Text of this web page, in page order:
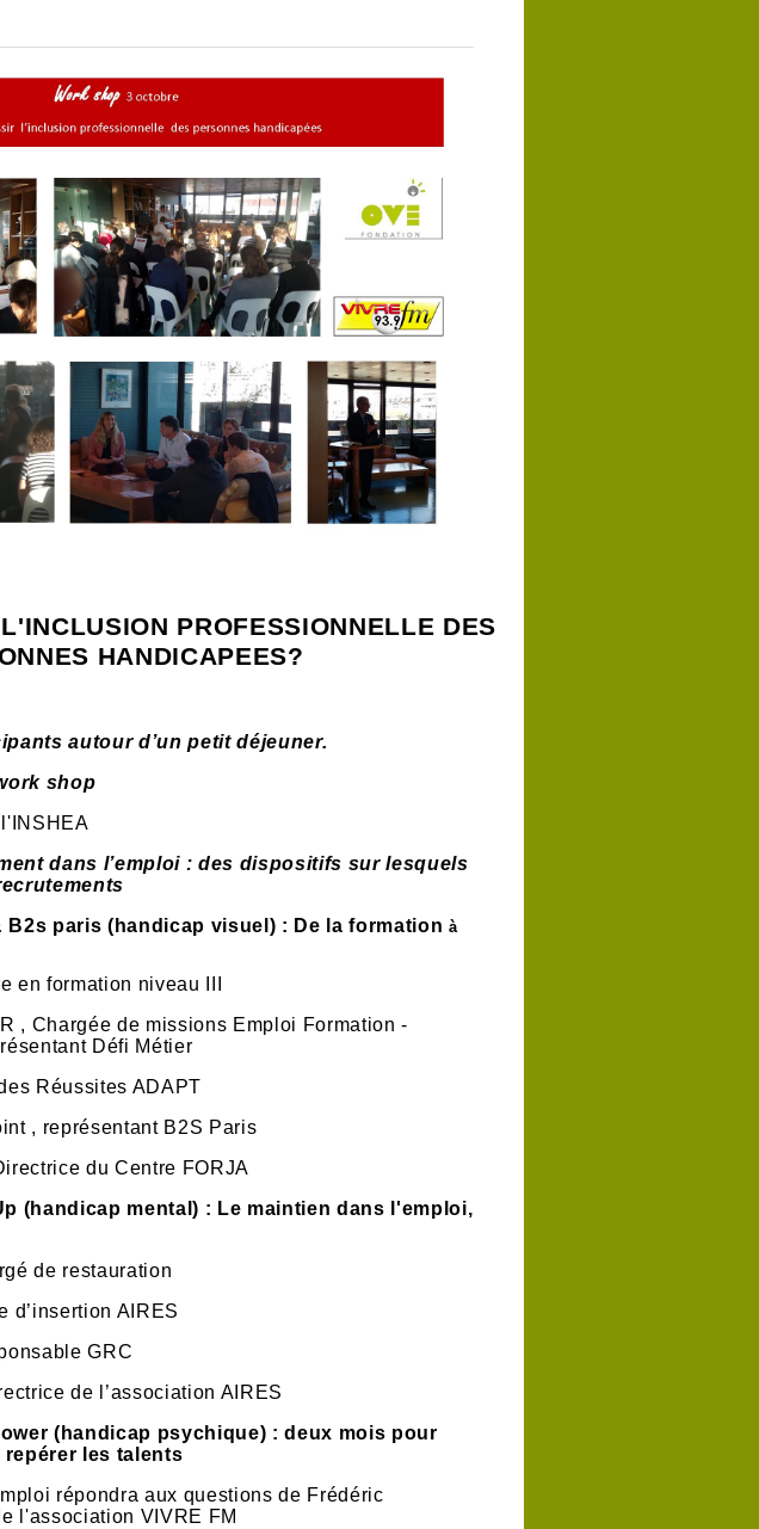
PROFESSIONNELLE DES
HANDICAPEES?
autour d’un petit déjeuner.
shop
dans l’emploi : des dispositifs sur lesquels
B2s paris (handicap visuel) : De la formation à
en formation niveau III
, Chargée de missions Emploi Formation -
Défi Métier
Réussites ADAPT
, représentant B2S Paris
du Centre FORJA
(handicap mental) : Le maintien dans l'emploi,
de restauration
d’insertion AIRES
GRC
de l’association AIRES
(handicap psychique) : deux mois pour
les talents
répondra aux questions de Frédéric
l'association VIVRE FM